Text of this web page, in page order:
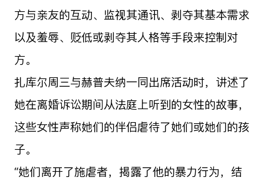
方与亲友的互动、监视其通讯、剥夺其基本需求
以及羞辱、贬低或剥夺其人格等手段来控制对
方。
扎库尔周三与赫普夫纳一同出席活动时，讲述了
她在离婚诉讼期间从法庭上听到的女性的故事，
这些女性声称她们的伴侣虐待了她们或她们的孩
子。
“她们离开了施虐者，揭露了他的暴力行为，结